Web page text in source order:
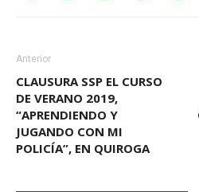
Anterior
CLAUSURA SSP EL CURSO
DE VERANO 2019,
“APRENDIENDO Y
JUGANDO CON MI
POLICÍA”, EN QUIROGA